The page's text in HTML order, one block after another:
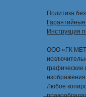
Политика
Инструкция
ООО «ГК
графические
Любое